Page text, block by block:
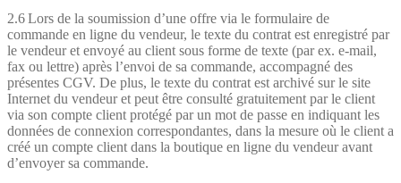
2.6 Lors de la soumission d’une offre via le formulaire de
commande en ligne du vendeur, le texte du contrat est enregistré par
le vendeur et envoyé au client sous forme de texte (par ex. e-mail,
fax ou lettre) après l’envoi de sa commande, accompagné des
présentes CGV. De plus, le texte du contrat est archivé sur le site
Internet du vendeur et peut être consulté gratuitement par le client
via son compte client protégé par un mot de passe en indiquant les
données de connexion correspondantes, dans la mesure où le client a
créé un compte client dans la boutique en ligne du vendeur avant
d’envoyer sa commande.